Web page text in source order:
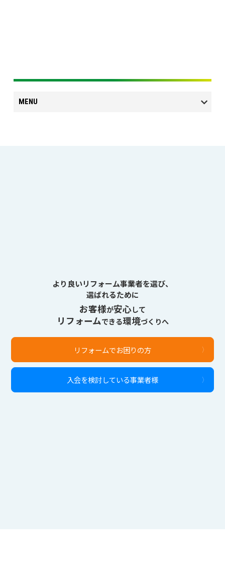
MENU
より良いリフォーム事業者を選び、
選ばれるために
お客様が安心して
リフォームできる環境づくりへ
リフォームでお困りの方
入会を検討している事業者様